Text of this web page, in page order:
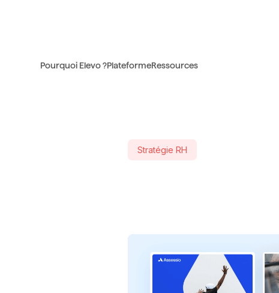
Pourquoi Elevo ?PlateformeRessources
Stratégie RH